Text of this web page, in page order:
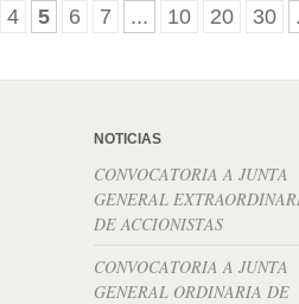
4 5 6 7 ... 10 20 30
NOTICIAS
CONVOCATORIA A JUNTA
GENERAL
DE ACCIONISTAS
CONVOCATORIA A JUNTA
GENERAL ORDINARIA DE